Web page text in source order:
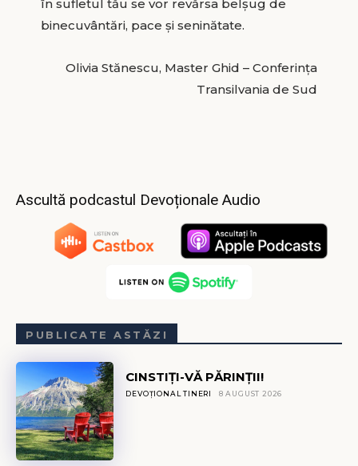
în sufletul tău se vor revărsa belșug de
binecuvântări, pace și seninătate.
Olivia Stănescu, Master Ghid – Conferința
Transilvania de Sud
Ascultă podcastul Devoționale Audio
PUBLICATE ASTĂZI
CINSTIȚI-VĂ PĂRINȚII!
DEVOȚIONAL TINERI 8 AUGUST 2026